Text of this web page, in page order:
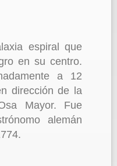
espiral que
en su centro.
a 12
dirección de la
Mayor. Fue
alemán